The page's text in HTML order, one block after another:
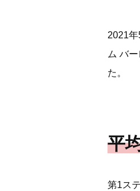
2021
ム バ
た。
平
第1ス